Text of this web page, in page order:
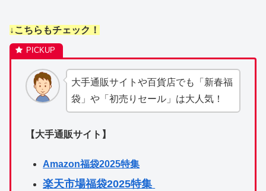
↓こちらもチェック！
大手通販サイトや百貨店でも「新春福
袋」や「初売りセール」は大人気！
【大手通販サイト】
Amazon福袋2025特集
楽天市場福袋2025特集